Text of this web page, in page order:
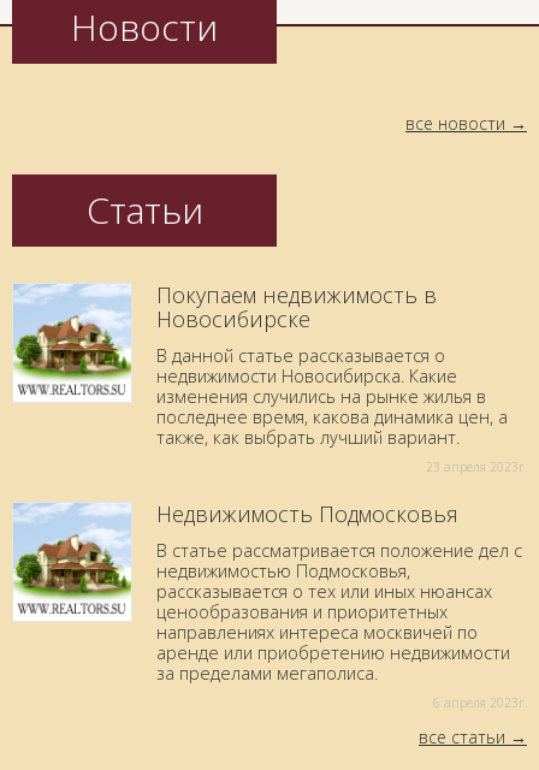
Новости
все новости
Статьи
Покупаем недвижимость в
Новосибирске
В данной статье рассказывается о
недвижимости Новосибирска. Какие
изменения случились на рынке жилья в
последнее время, какова динамика цен, а
также, как выбрать лучший вариант.
23 aпреля 2023г.
Недвижимость Подмосковья
В статье рассматривается положение дел с
недвижимостью Подмосковья,
рассказывается о тех или иных нюансах
ценообразования и приоритетных
направлениях интереса москвичей по
аренде или приобретению недвижимости
за пределами мегаполиса.
6 aпреля 2023г.
все статьи